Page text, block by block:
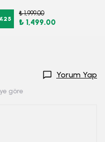
25
₺ 1,999.00
₺ 1,499.00
Yorum Yap
göre